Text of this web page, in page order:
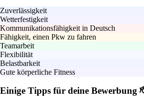
Zuverlässigkeit
Wetterfestigkeit
Kommunikationsfähigkeit in Deutsch
Fähigkeit, einen Pkw zu fahren
Teamarbeit
Flexibilität
Belastbarkeit
Gute körperliche Fitness
Einige Tipps für deine Bewerbung